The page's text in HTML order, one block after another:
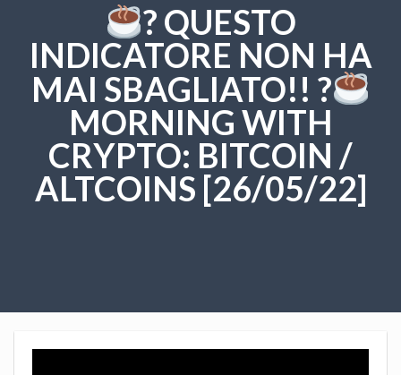
? QUESTO
INDICATORE NON HA
MAI SBAGLIATO!! ?
MORNING WITH
CRYPTO: BITCOIN /
ALTCOINS [26/05/22]